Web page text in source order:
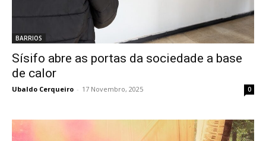
BARRIOS
Sísifo abre as portas da sociedade a base
de calor
Ubaldo Cerqueiro - 17 Novembro, 2025 0